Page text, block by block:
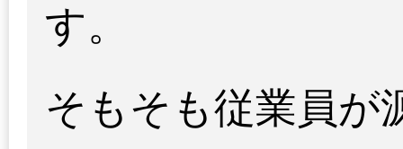
す。
そもそも従業員が